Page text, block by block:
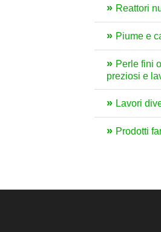
Reattori
Piume e
Perle fini
preziosi e
Lavori
Prodotti